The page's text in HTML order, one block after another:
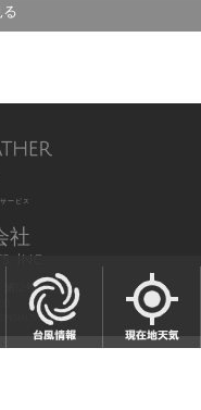
る
ービス
社
Inc.
第12号